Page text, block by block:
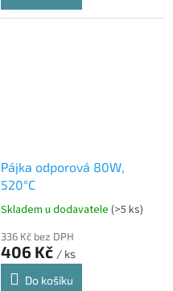
Pájka odporová 80W,
520°C
Skladem u dodavatele (>5 ks)
336 Kč bez DPH
406 Kč / ks
Do košíku